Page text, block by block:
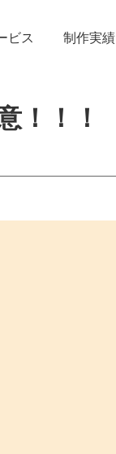
ビス 制作実績
！！！